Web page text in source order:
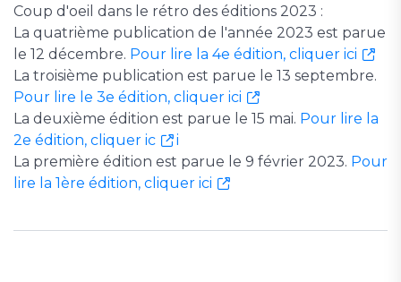
Coup d'oeil dans le rétro des éditions 2023 :
La quatrième publication de l'année 2023 est parue
le 12 décembre. Pour lire la 4e édition, cliquer ici
La troisième publication est parue le 13 septembre.
Pour lire le 3e édition, cliquer ici
La deuxième édition est parue le 15 mai. Pour lire la
2e édition, cliquer ic
i
La première édition est parue le 9 février 2023. Pour
lire la 1ère édition, cliquer ici